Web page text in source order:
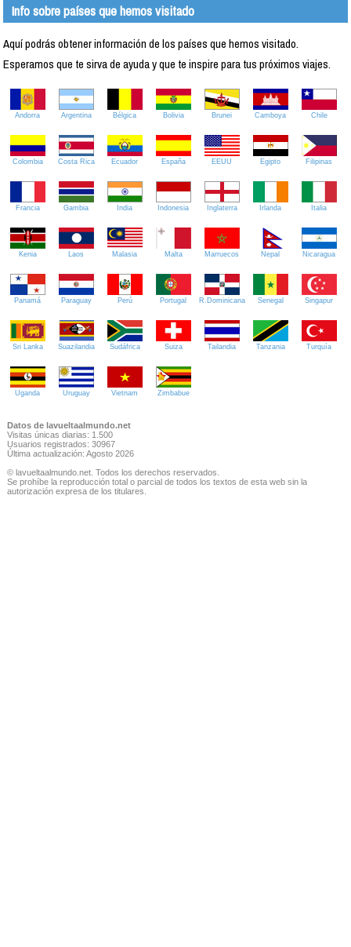
Info sobre países que hemos visitado
Aquí podrás obtener información de los países que hemos visitado.
Esperamos que te sirva de ayuda y que te inspire para tus próximos viajes.
Andorra Argentina Bélgica Bolivia Brunei Camboya Chile
Colombia Costa Rica Ecuador España EEUU Egipto Filipinas
Francia Gambia India Indonesia Inglaterra Irlanda Italia
Kenia Laos Malasia Malta Marruecos Nepal Nicaragua
Panamá Paraguay Perú Portugal R.Dominicana Senegal Singapur
Sri Lanka Suazilandia Sudáfrica Suiza Tailandia Tanzania Turquía
Uganda Uruguay Vietnam Zimbabue
Datos de lavueltaalmundo.net
Visitas únicas diarias: 1.500
Usuarios registrados: 30967
Última actualización: Agosto 2026
© lavueltaalmundo.net. Todos los derechos reservados.
Se prohíbe la reproducción total o parcial de todos los textos de esta web sin la
autorización expresa de los titulares.